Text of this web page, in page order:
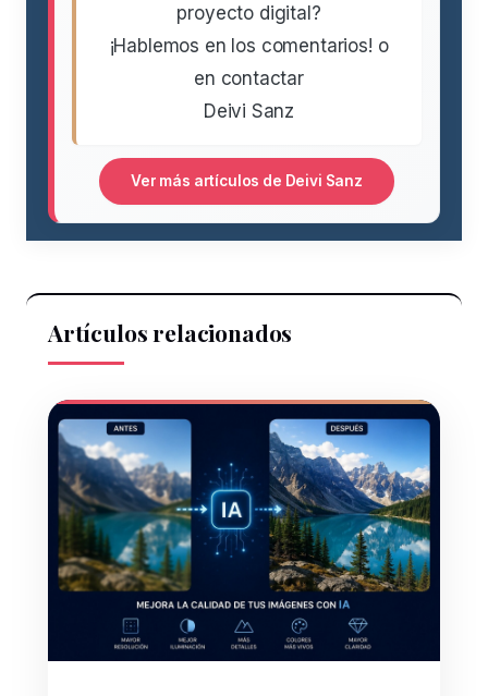
proyecto digital?
¡Hablemos en los comentarios! o
en contactar
Deivi Sanz
Ver más artículos de Deivi Sanz
Artículos relacionados